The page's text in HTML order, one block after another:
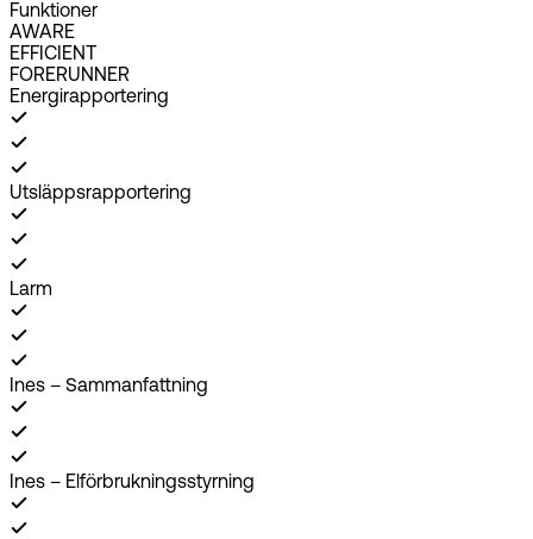
Funktioner
AWARE
EFFICIENT
FORERUNNER
Energirapportering
Utsläppsrapportering
Larm
Ines – Sammanfattning
Ines – Elförbrukningsstyrning